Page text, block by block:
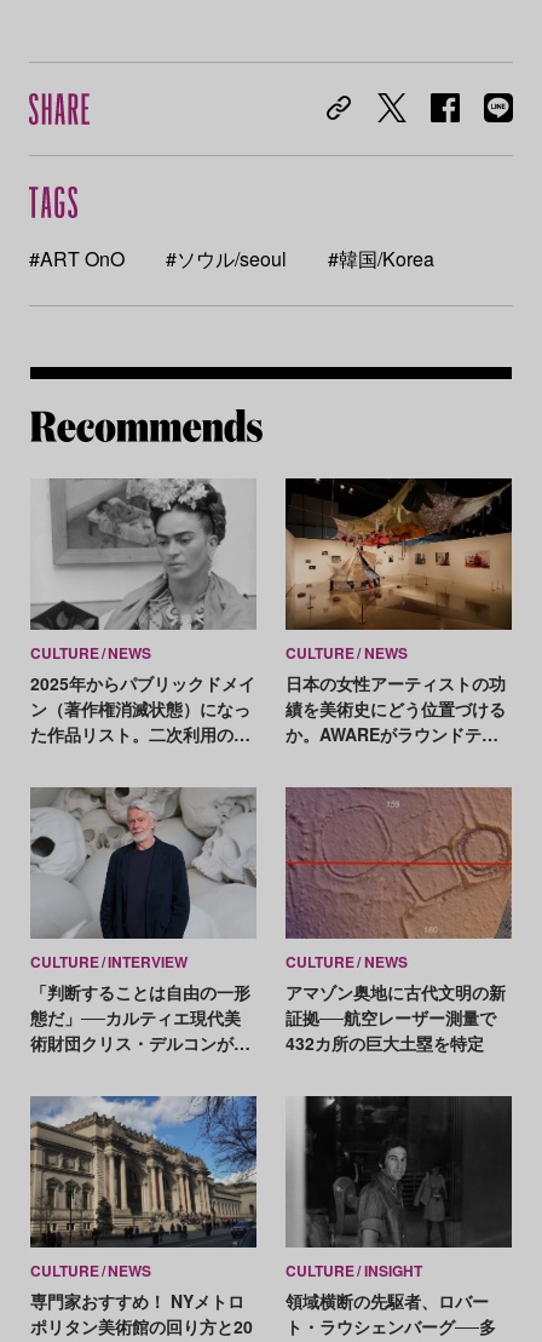
#ART OnO #ソウル/seoul #韓国/Korea
CULTURE NEWS
2025年からパブリックドメイ
ン（著作権消滅状態）になっ
た作品リスト。二次利用の注
CULTURE NEWS
日本の女性アーティストの功
績を美術史にどう位置づける
か。AWAREがラウンドテー
CULTURE INTERVIEW
「判断することは自由の一形
態だ」──カルティエ現代美
術財団クリス・デルコンが語
CULTURE NEWS
アマゾン奥地に古代文明の新
証拠──航空レーザー測量で
432カ所の巨大土塁を特定
CULTURE NEWS
専門家おすすめ！ NYメトロ
ポリタン美術館の回り方と20
CULTURE INSIGHT
領域横断の先駆者、ロバー
ト・ラウシェンバーグ──多